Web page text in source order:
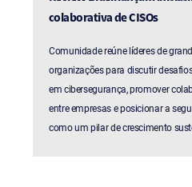
colaborativa de CISOs
Comunidade reúne líderes de
organizações para discutir
em cibersegurança, promover
entre empresas e posicionar a
como um pilar de crescimento